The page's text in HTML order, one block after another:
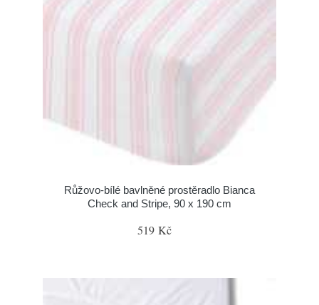
Růžovo-bílé bavlněné prostěradlo Bianca
Check and Stripe, 90 x 190 cm
519 Kč